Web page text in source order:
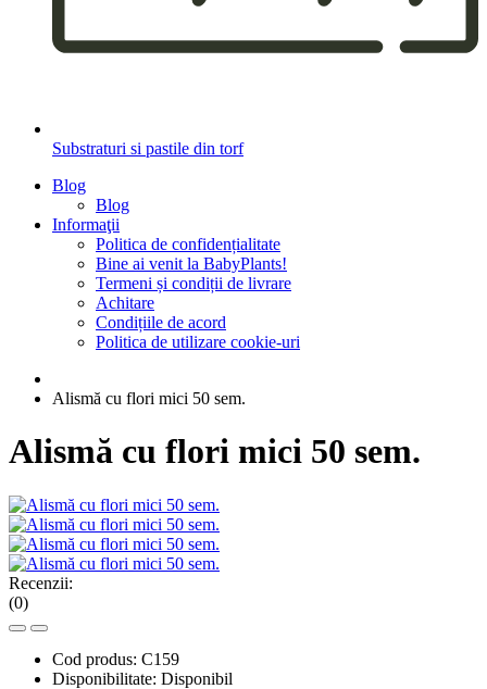
Substraturi si pastile din torf
Blog
Blog
Informaţii
Politica de confidențialitate
Bine ai venit la BabyPlants!
Termeni și condiții de livrare
Achitare
Condițiile de acord
Politica de utilizare cookie-uri
Alismă cu flori mici 50 sem.
Alismă cu flori mici 50 sem.
Recenzii:
(0)
Cod produs: C159
Disponibilitate: Disponibil